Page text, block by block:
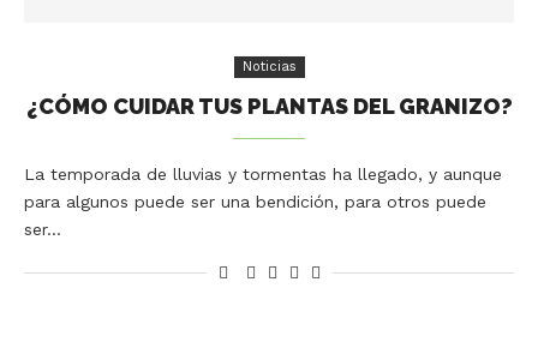
Noticias
¿CÓMO CUIDAR TUS PLANTAS DEL GRANIZO?
La temporada de lluvias y tormentas ha llegado, y aunque
para algunos puede ser una bendición, para otros puede
ser…